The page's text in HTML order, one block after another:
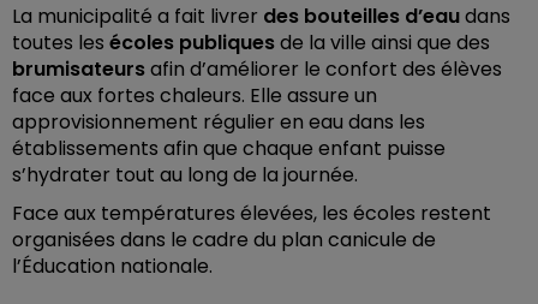
La municipalité a fait livrer des bouteilles d’eaudans
toutes les écoles publiquesde la ville ainsi que des
brumisateursafin d’améliorer le confort des élèves
face aux fortes chaleurs. Elle assure un
approvisionnement régulier en eau dans les
établissements afin que chaque enfant puisse
s’hydrater tout au long de la journée.
Face aux températures élevées, les écoles restent
organisées dans le cadre du plan canicule de
l’Éducation nationale.